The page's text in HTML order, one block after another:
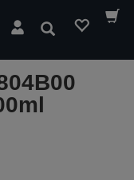
Cerca